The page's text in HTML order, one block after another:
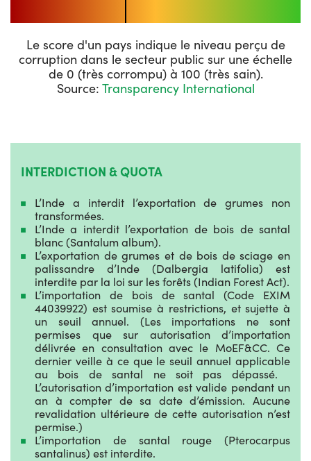
Le score d'un pays indique le niveau perçu de
corruption dans le secteur public sur une échelle
de 0 (très corrompu) à 100 (très sain).
Source: Transparency International
INTERDICTION & QUOTA
L’Inde a interdit l’exportation de grumes non
transformées.
L’Inde a interdit l’exportation de bois de santal
blanc (Santalum album).
L’exportation de grumes et de bois de sciage en
palissandre d’Inde (Dalbergia latifolia) est
interdite par la loi sur les forêts (Indian Forest Act).
L’importation de bois de santal (Code EXIM
44039922) est soumise à restrictions, et sujette à
un seuil annuel. (Les importations ne sont
permises que sur autorisation d’importation
délivrée en consultation avec le MoEF&CC. Ce
dernier veille à ce que le seuil annuel applicable
au bois de santal ne soit pas dépassé.
L’autorisation d’importation est valide pendant un
an à compter de sa date d’émission. Aucune
revalidation ultérieure de cette autorisation n’est
permise.)
L’importation de santal rouge (Pterocarpus
santalinus) est interdite.